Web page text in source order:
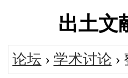
出土文
论坛 › 学术讨论 ›